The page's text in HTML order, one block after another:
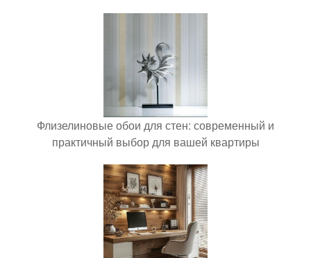
Флизелиновые обои для стен: современный и
практичный выбор для вашей квартиры